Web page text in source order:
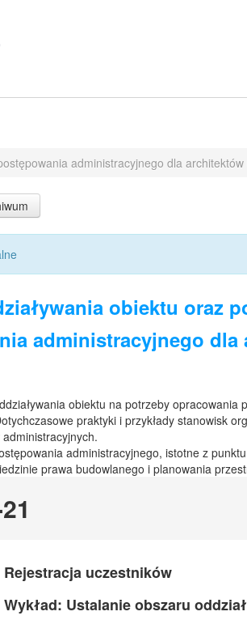
administracyjnego dla
obiektu oraz
administracyjnego dla
obiektu na potrzeby opracowania
praktyki i przykłady stanowisk
administracyjnego, istotne z
prawa budowlanego i planowania
Rejestracja uczestników
Wykład: Ustalanie obszaru